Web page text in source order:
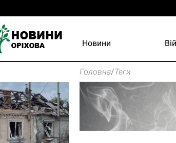
Новини
Головна/Теги